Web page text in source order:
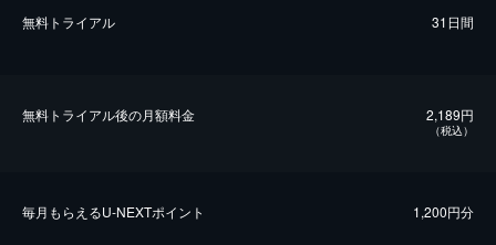
無料トライアル 31日間
無料トライアル後の⽉額料金 2,189円
（税込）
毎⽉もらえるU-NEXTポイント 1,200円分